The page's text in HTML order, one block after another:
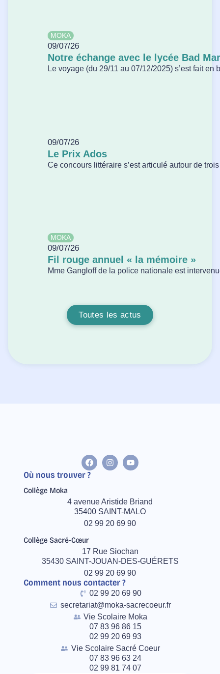
MOKA
09/07/26
Notre échange avec le lycée Bad
Le voyage (du 29/11 au 07/12/2025) s’est fait en
09/07/26
Le Prix Ados
Ce concours littéraire s’est articulé autour de
MOKA
09/07/26
Fil rouge annuel « la mémoire »
Mme Gangloff de la police nationale est
Toutes les actus
Où nous trouver ?
Collège Moka
4 avenue Aristide Briand
35400 SAINT-MALO
02 99 20 69 90
Collège Sacré-Cœur
17 Rue Siochan
35430 SAINT-JOUAN-DES-GUÉRETS
02 99 20 69 90
Comment nous contacter ?
02 99 20 69 90
secretariat@moka-sacrecoeur.fr
Vie Scolaire Moka
07 83 96 86 15
02 99 20 69 93
Vie Scolaire Sacré Coeur
07 83 96 63 24
02 99 81 74 07